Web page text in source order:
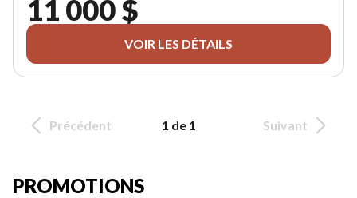
11 000 $
VOIR LES DÉTAILS
Précédent 1 de 1 Suivant
PROMOTIONS